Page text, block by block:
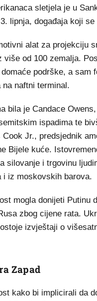
sletjela je u
lipnja, događaja koji
alat za projekciju
od 100 zemalja.
podrške, a sam
naftni terminal.
bila je Candace
ispadima te
Jr., predsjednik
Bijele kuće.
silovanje i trgovinu
i iz moskovskih barova.
mogla donijeti Putinu
zbog cijene rata.
izvještaji o
Zapad
kako bi implicirali da